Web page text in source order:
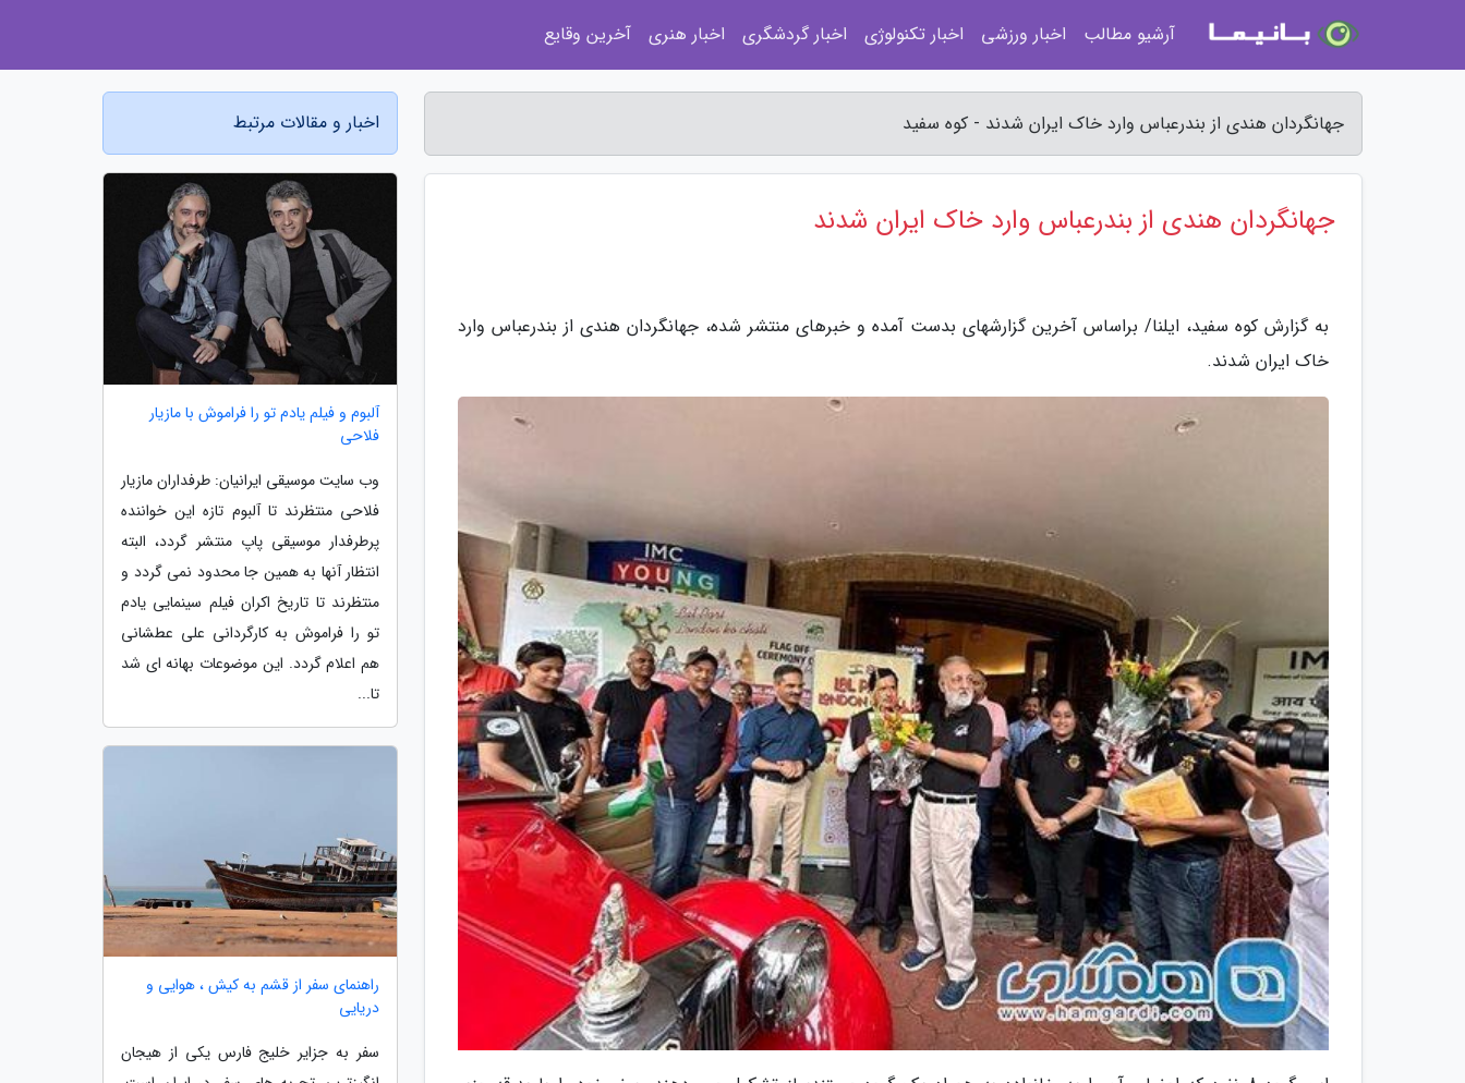
جهانگردان هندی از بندرعباس وارد خاک ایران شدند - کوه سفید
جهانگردان هندی از بندرعباس وارد خاک ایران شدند
به گزارش کوه سفید، ایلنا/ براساس آخرین گزارشهای بدست آمده و خبرهای منتشر شده، جهانگردان هندی از بندرعباس وارد
خاک ایران شدند.
اخبار و مقالات مرتبط
آلبوم و فیلم یادم تو را فراموش با مازیار
فلاحی
وب سایت موسیقی ایرانیان: طرفداران مازیار
فلاحی منتظرند تا آلبوم تازه این خواننده
پرطرفدار موسیقی پاپ منتشر گردد، البته
انتظار آنها به همین جا محدود نمی گردد و
منتظرند تا تاریخ اکران فیلم سینمایی یادم
تو را فراموش به کارگردانی علی عطشانی
هم اعلام گردد. این موضوعات بهانه ای شد
تا...
راهنمای سفر از قشم به کیش ، هوایی و
دریایی
سفر به جزایر خلیج فارس یکی از هیجان
آرشیو مطالب اخبار ورزشی اخبار تکنولوژی اخبار گردشگری اخبار هنری آخرین وقایع